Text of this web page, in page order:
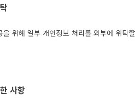
위해 일부 개인정보 처리를 외부에 위
사항